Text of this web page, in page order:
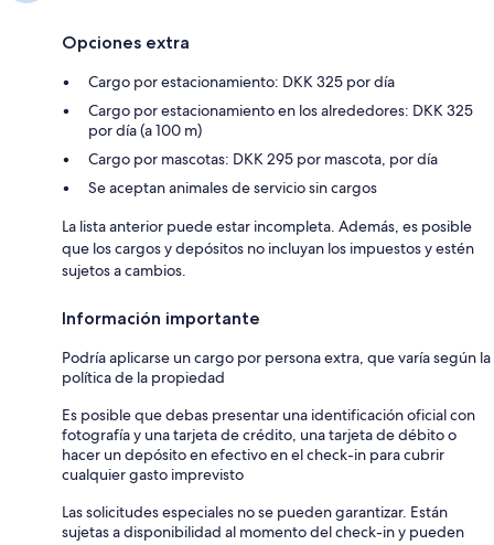
Opciones extra
Cargo por estacionamiento: DKK 325 por día
Cargo por estacionamiento en los alrededores: DKK 325
por día (a 100 m)
Cargo por mascotas: DKK 295 por mascota, por día
Se aceptan animales de servicio sin cargos
La lista anterior puede estar incompleta. Además, es posible
que los cargos y depósitos no incluyan los impuestos y estén
sujetos a cambios.
Información importante
Podría aplicarse un cargo por persona extra, que varía según la
política de la propiedad
Es posible que debas presentar una identificación oficial con
fotografía y una tarjeta de crédito, una tarjeta de débito o
hacer un depósito en efectivo en el check-in para cubrir
cualquier gasto imprevisto
Las solicitudes especiales no se pueden garantizar. Están
sujetas a disponibilidad al momento del check-in y pueden